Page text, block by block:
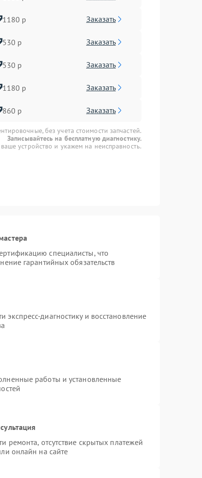
1180 р Заказать
530 р Заказать
530 р Заказать
1180 р Заказать
860 р Заказать
без учета стоимости запчастей.
Записывайтесь на бесплатную диагностику.
устройство и укажем на неисправность.
специалисты, что
гарантийных обязательств
диагностику и восстановление
работы и установленные
ремонта, отсутствие скрытых платежей
онлайн на сайте